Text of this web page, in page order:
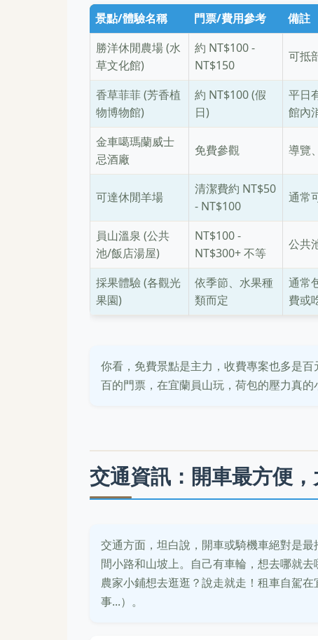
景點/體驗名稱 門票/費用參考 備註
勝洋休閒農場 (水
草文化館)
約 NT$100 -
NT$150
可抵
香草菲菲 (芳香植
物博物館)
約 NT$100 (假
日)
平日
館內
金車噶瑪蘭威士
忌酒廠
免費參觀 導覽
可達休閒羊場
清潔費約 NT$50
- NT$100
通常
員山溫泉 (公共
池/飯店湯屋)
NT$100 -
NT$300+ 不等
公共
採果體驗 (各觀光
果園)
依季節、水果種
類而定
通常
費或
你看，免費景點是主力，收費專案也多是
百的門票，在宜蘭員山玩，荷包的壓力真的
交通資訊：開車最方便
交通方面，坦白說，開車或騎機車絕對是
間小路和山坡上。自己有車輪，想去哪就
農家小鋪想去逛逛？說走就走！租車自駕
事...）。